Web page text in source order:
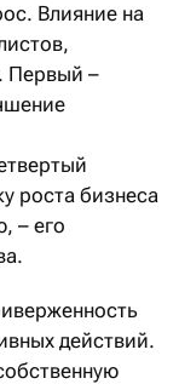
Влияние на
Первый –
роста бизнеса
– его
действий.